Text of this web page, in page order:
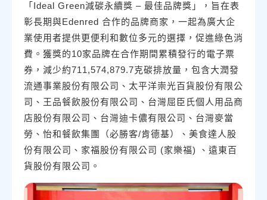
「Ideal Green減碳永續獎 – 最佳品牌獎」，旨在表
彰長期與Edenred 合作的品牌商家，一起為廣大企
業使用者提供更便利和數位多元的選擇，促進綠色消
費。獲獎的10家品牌在合作期間累積發行的電子票
券，減少約711,574,879.7克碳排放量，包含大潤發
流通事業股份有限公司、太平洋崇光百貨股份有限公
司、王品餐飲股份有限公司、台灣屈臣氏個人用品商
店股份有限公司、台灣迪卡儂有限公司、台灣麥當
勞、怡和餐飲集團（必勝客/肯德基）、美食達人股
份有限公司、家福股份有限公司 (家樂福) 、遠東百
貨股份有限公司。